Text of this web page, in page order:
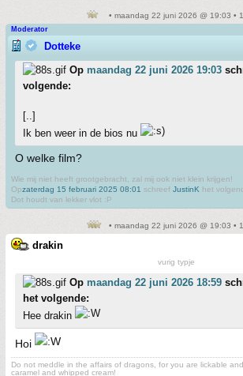
• maandag 22 juni 2026 @ 19:03 •
Moderator
Dotteke
Op maandag 22 juni 2026 19:03
volgende:
[..]
Ik ben weer in de bios nu
O welke film?
Wie mij niet heeft grootgebracht, zal mij ook niet klein krijgen!
Opzaterdag 15 februari 2025 08:01 schreef JustinK het
Dot houdt van lekker vlot :P
• maandag 22 juni 2026 @ 19:03 •
drakin
vurig typje
Op maandag 22 juni 2026 18:59
het volgende:
Hee drakin
Hoi
Do not meddle in the affairs of dragons, for you are lickable
caramel and whipped cream!